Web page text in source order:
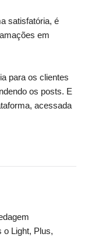
satisfatória, é
em
para os clientes
os posts. E
acessada
o Light, Plus,